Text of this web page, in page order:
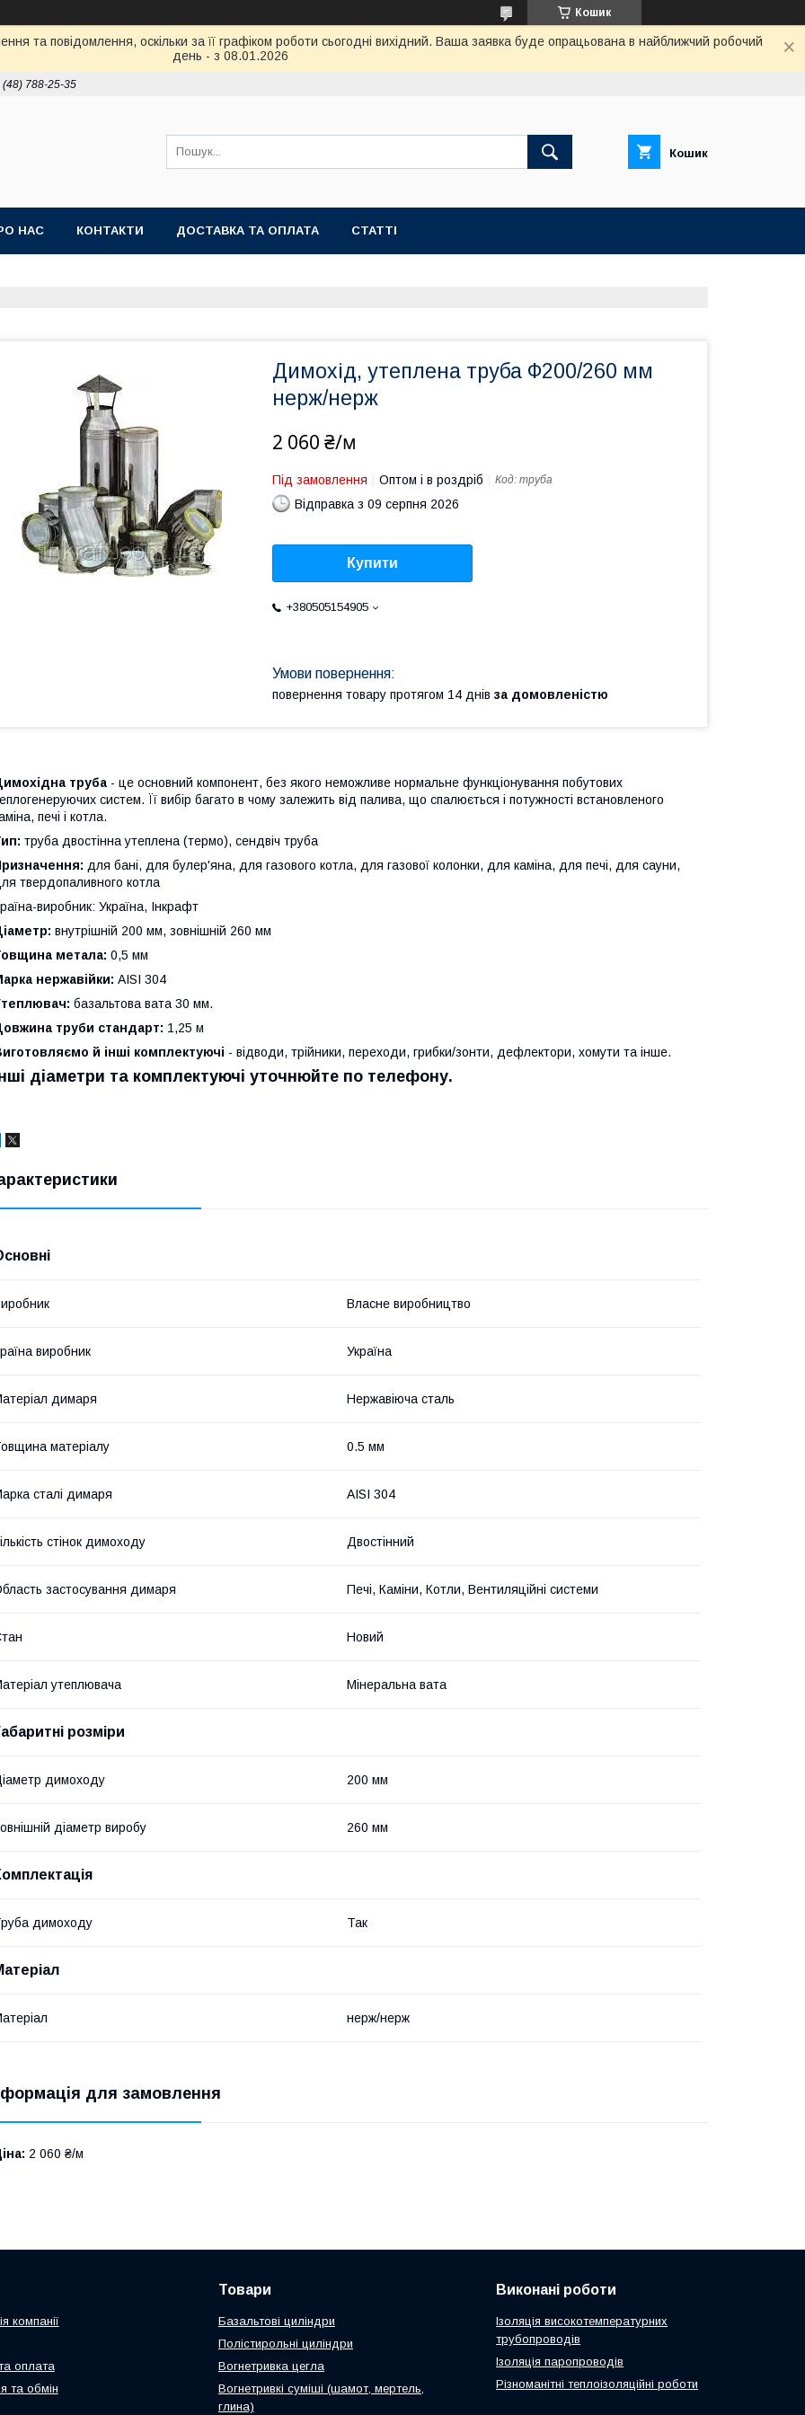
Кошик
та повідомлення, оскільки за її графіком роботи сьогодні вихідний. Ваша заявка буде опрацьована в найближчий робочий
день - з 08.01.2026
(48) 788-25-35
Кошик
НАС КОНТАКТИ ДОСТАВКА ТА ОПЛАТА СТАТТІ
Димохід, утеплена труба Ф200/260 мм
нерж/нерж
2 060 ₴/м
Під замовлення Оптом і в роздріб Код: труба
Відправка з 09 серпня 2026
Купити
+380505154905
повернення товару протягом 14 днів за домовленістю
труба - це основний компонент, без якого неможливе нормальне функціонування побутових
систем. Її вибір багато в чому залежить від палива, що спалюється і потужності встановленого
печі і котла.
труба двостінна утеплена (термо), сендвіч труба
для бані, для булер'яна, для газового котла, для газової колонки, для каміна, для печі, для сауни,
твердопаливного котла
виробник: Україна, Інкрафт
внутрішній 200 мм, зовнішній 260 мм
метала: 0,5 мм
нержавійки: AISI 304
базальтова вата 30 мм.
труби стандарт: 1,25 м
й інші комплектуючі - відводи, трійники, переходи, грибки/зонти, дефлектори, хомути та інше.
діаметри та комплектуючі уточнюйте по телефону.
Власне виробництво
виробник Україна
димаря Нержавіюча сталь
матеріалу 0.5 мм
сталі димаря AISI 304
стінок димоходу Двостінний
застосування димаря Печі, Каміни, Котли, Вентиляційні системи
Новий
утеплювача Мінеральна вата
розміри
димоходу 200 мм
діаметр виробу 260 мм
димоходу Так
нерж/нерж
для замовлення
2 060 ₴/м
компанії
оплата
та обмін
Товари
Базальтові циліндри
Полістирольні циліндри
Вогнетривка цегла
Вогнетривкі суміші (шамот, мертель,
глина)
Виконані роботи
Ізоляція високотемпературних
трубопроводів
Ізоляція паропроводів
Різноманітні теплоізоляційні роботи